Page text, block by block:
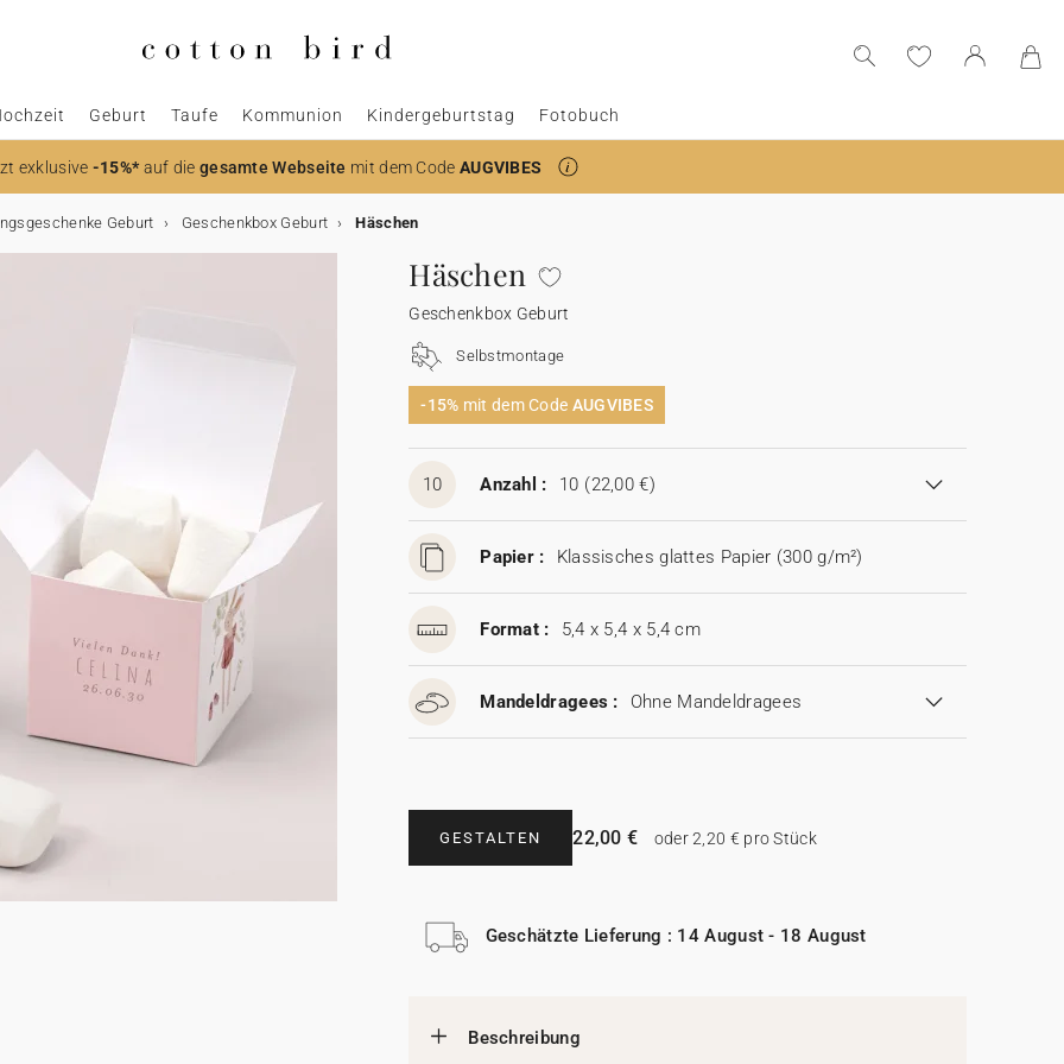
Geburt Taufe Kommunion Kindergeburtstag Fotobuch
exklusive -15%*auf die gesamte Webseite mit dem Code AUGVIBES
Geburt Geschenkbox Geburt Häschen
Häschen
Geschenkbox Geburt
Selbstmontage
-15% mit dem Code AUGVIBES
10 Anzahl : 10 (22,00 €)
Papier : Klassisches glattes Papier (300 g/m²)
Format : 5,4 x 5,4 x 5,4 cm
Mandeldragees : Ohne Mandeldragees
GESTALTEN 22,00 € oder 2,20 € pro Stück
Geschätzte Lieferung : 14 August - 18 August
Beschreibung